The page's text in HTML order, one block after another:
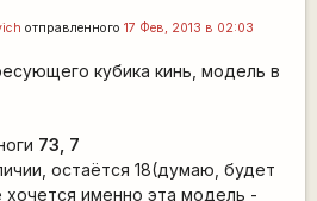
отправленного 17 Фев, 2013 в 02:03
кубика кинь, модель в
73, 7
остаётся 18(думаю, будет
хочется именно эта модель -